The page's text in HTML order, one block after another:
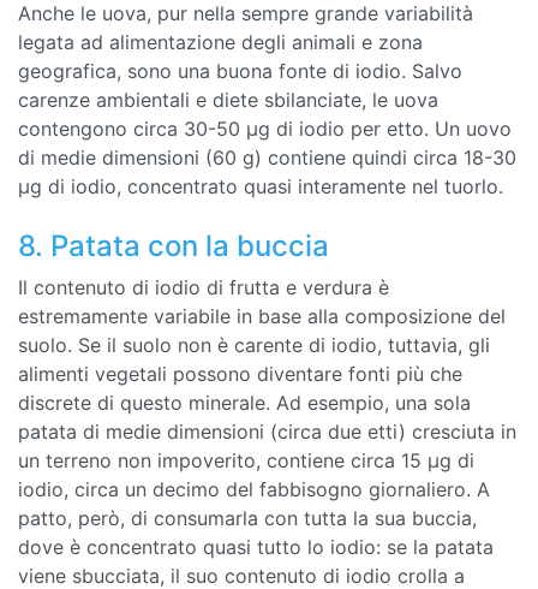
Anche le uova, pur nella sempre grande variabilità
legata ad alimentazione degli animali e zona
geografica, sono una buona fonte di iodio. Salvo
carenze ambientali e diete sbilanciate, le uova
contengono circa 30-50 µg di iodio per etto. Un uovo
di medie dimensioni (60 g) contiene quindi circa 18-30
µg di iodio, concentrato quasi interamente nel tuorlo.
8. Patata con la buccia
Il contenuto di iodio di frutta e verdura è
estremamente variabile in base alla composizione del
suolo. Se il suolo non è carente di iodio, tuttavia, gli
alimenti vegetali possono diventare fonti più che
discrete di questo minerale. Ad esempio, una sola
patata di medie dimensioni (circa due etti) cresciuta in
un terreno non impoverito, contiene circa 15 µg di
iodio, circa un decimo del fabbisogno giornaliero. A
patto, però, di consumarla con tutta la sua buccia,
dove è concentrato quasi tutto lo iodio: se la patata
viene sbucciata, il suo contenuto di iodio crolla a